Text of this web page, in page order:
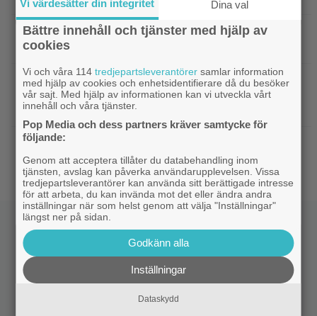
TV-tips|Undvik på tv: 2019 kom en skrämmande
dålig film – som fick fyra värdelösa uppföljare
Klassiker|Inatt på tv: Dyr filmatisering av
klassiker blev en jättesuccé – 97% på Rotten
Tomatoes
HBO Max
Max idag: ”Oväntat charmig”
Vi värdesätter din integritet Dina val
Bättre innehåll och tjänster med hjälp av
cookies
Vi och våra 114tredjepartsleverantörer samlar information
med hjälp av cookies och enhetsidentifierare då du besöker
vår sajt. Med hjälp av informationen kan vi utveckla vårt
innehåll och våra tjänster.
Pop Media och dess partners kräver samtycke för
följande:
Genom att acceptera tillåter du databehandling inom
tjänsten, avslag kan påverka användarupplevelsen. Vissa
tredjepartsleverantörer kan använda sitt berättigade intresse
för att arbeta, du kan invända mot det eller ändra andra
inställningar när som helst genom att välja "Inställningar"
längst ner på sidan.
Godkänn alla
Inställningar
Dataskydd